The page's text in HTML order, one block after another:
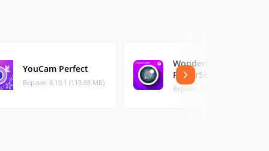
YouCam Perfect
Версия: 6.10.1 (113.88 МБ)
Wondershare
PowerSelfie
Версия: 1.3.2.18 (18.86 МБ)